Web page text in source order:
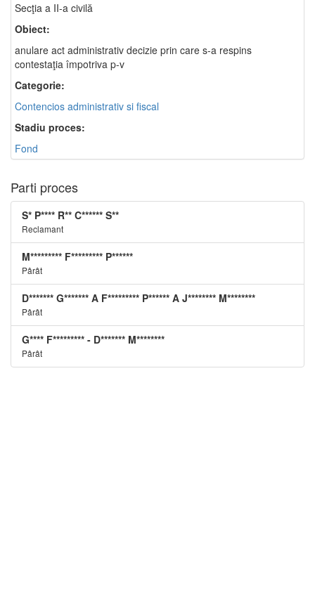
Secţia a II-a civilă
Obiect:
anulare act administrativ decizie prin care s-a respins
contestaţia împotriva p-v
Categorie:
Contencios administrativ si fiscal
Stadiu proces:
Fond
Parti proces
S* P**** R** C****** S**
Reclamant
M********* F********* P******
Pârât
D******* G******* A F********* P****** A J******** M********
Pârât
G**** F********* - D******* M********
Pârât